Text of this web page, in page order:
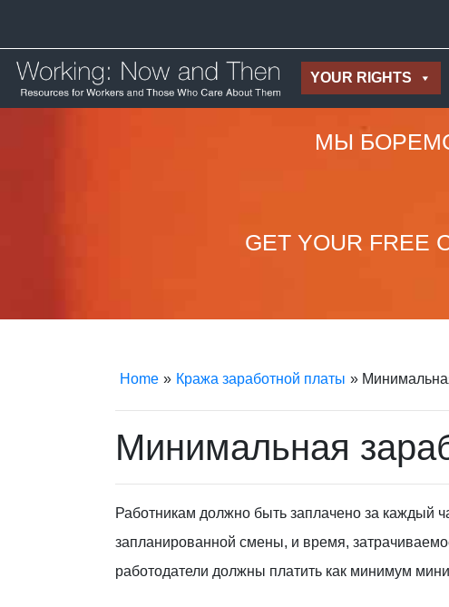
YOUR RIGHTS
МЫ
GET YOUR FREE
Home » Кража заработной платы »
Минимальная
Работникам должно быть заплачено за каждый
запланированной смены, и время,
работодатели должны платить как минимум